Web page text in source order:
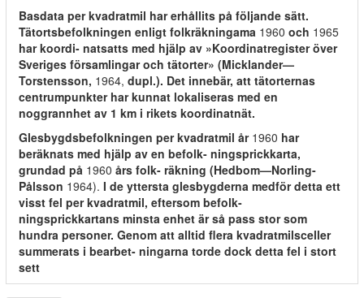
Basdata per kvadratmil har erhållits på följande sätt.
Tätortsbefolkningen enligt folkräkningama 1960 och 1965
har koordi- natsatts med hjälp av »Koordinatregister över
Sveriges församlingar och tätorter» (Micklander—
Torstensson, 1964, dupl.). Det innebär, att tätorternas
centrumpunkter har kunnat lokaliseras med en
noggrannhet av 1 km i rikets koordinatnät.
Glesbygdsbefolkningen per kvadratmil år 1960 har
beräknats med hjälp av en befolk- ningsprickkarta,
grundad på 1960 års folk- räkning (Hedbom—Norling-
Pålsson 1964). I de yttersta glesbygderna medför detta ett
visst fel per kvadratmil, eftersom befolk-
ningsprickkartans minsta enhet är så pass stor som
hundra personer. Genom att alltid flera kvadratmilsceller
summerats i bearbet- ningarna torde dock detta fel i stort
sett